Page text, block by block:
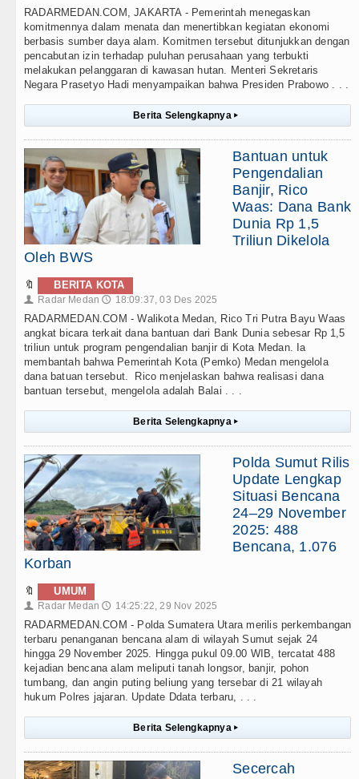
RADARMEDAN.COM, JAKARTA - Pemerintah menegaskan
komitmennya dalam menata dan menertibkan kegiatan ekonomi
berbasis sumber daya alam. Komitmen tersebut ditunjukkan dengan
pencabutan izin terhadap puluhan perusahaan yang terbukti
melakukan pelanggaran di kawasan hutan. Menteri Sekretaris
Negara Prasetyo Hadi menyampaikan bahwa Presiden Prabowo . . .
Berita Selengkapnya ▸
Bantuan untuk
Pengendalian
Banjir, Rico
Waas: Dana Bank
Dunia Rp 1,5
Triliun Dikelola
Oleh BWS
🔖 BERITA KOTA
👤 Radar Medan 🕔 18:09:37, 03 Des 2025
RADARMEDAN.COM - Walikota Medan, Rico Tri Putra Bayu Waas
angkat bicara terkait dana bantuan dari Bank Dunia sebesar Rp 1,5
triliun untuk program pengendalian banjir di Kota Medan. Ia
membantah bahwa Pemerintah Kota (Pemko) Medan mengelola
dana batuan tersebut. Rico menjelaskan bahwa realisasi dana
bantuan tersebut, mengelola adalah Balai . . .
Berita Selengkapnya ▸
Polda Sumut Rilis
Update Lengkap
Situasi Bencana
24–29 November
2025: 488
Bencana, 1.076
Korban
🔖 UMUM
👤 Radar Medan 🕔 14:25:22, 29 Nov 2025
RADARMEDAN.COM - Polda Sumatera Utara merilis perkembangan
terbaru penanganan bencana alam di wilayah Sumut sejak 24
hingga 29 November 2025. Hingga pukul 09.00 WIB, tercatat 488
kejadian bencana alam meliputi tanah longsor, banjir, pohon
tumbang, dan angin puting beliung yang tersebar di 21 wilayah
hukum Polres jajaran. Update Ddata terbaru, . . .
Berita Selengkapnya ▸
Secercah